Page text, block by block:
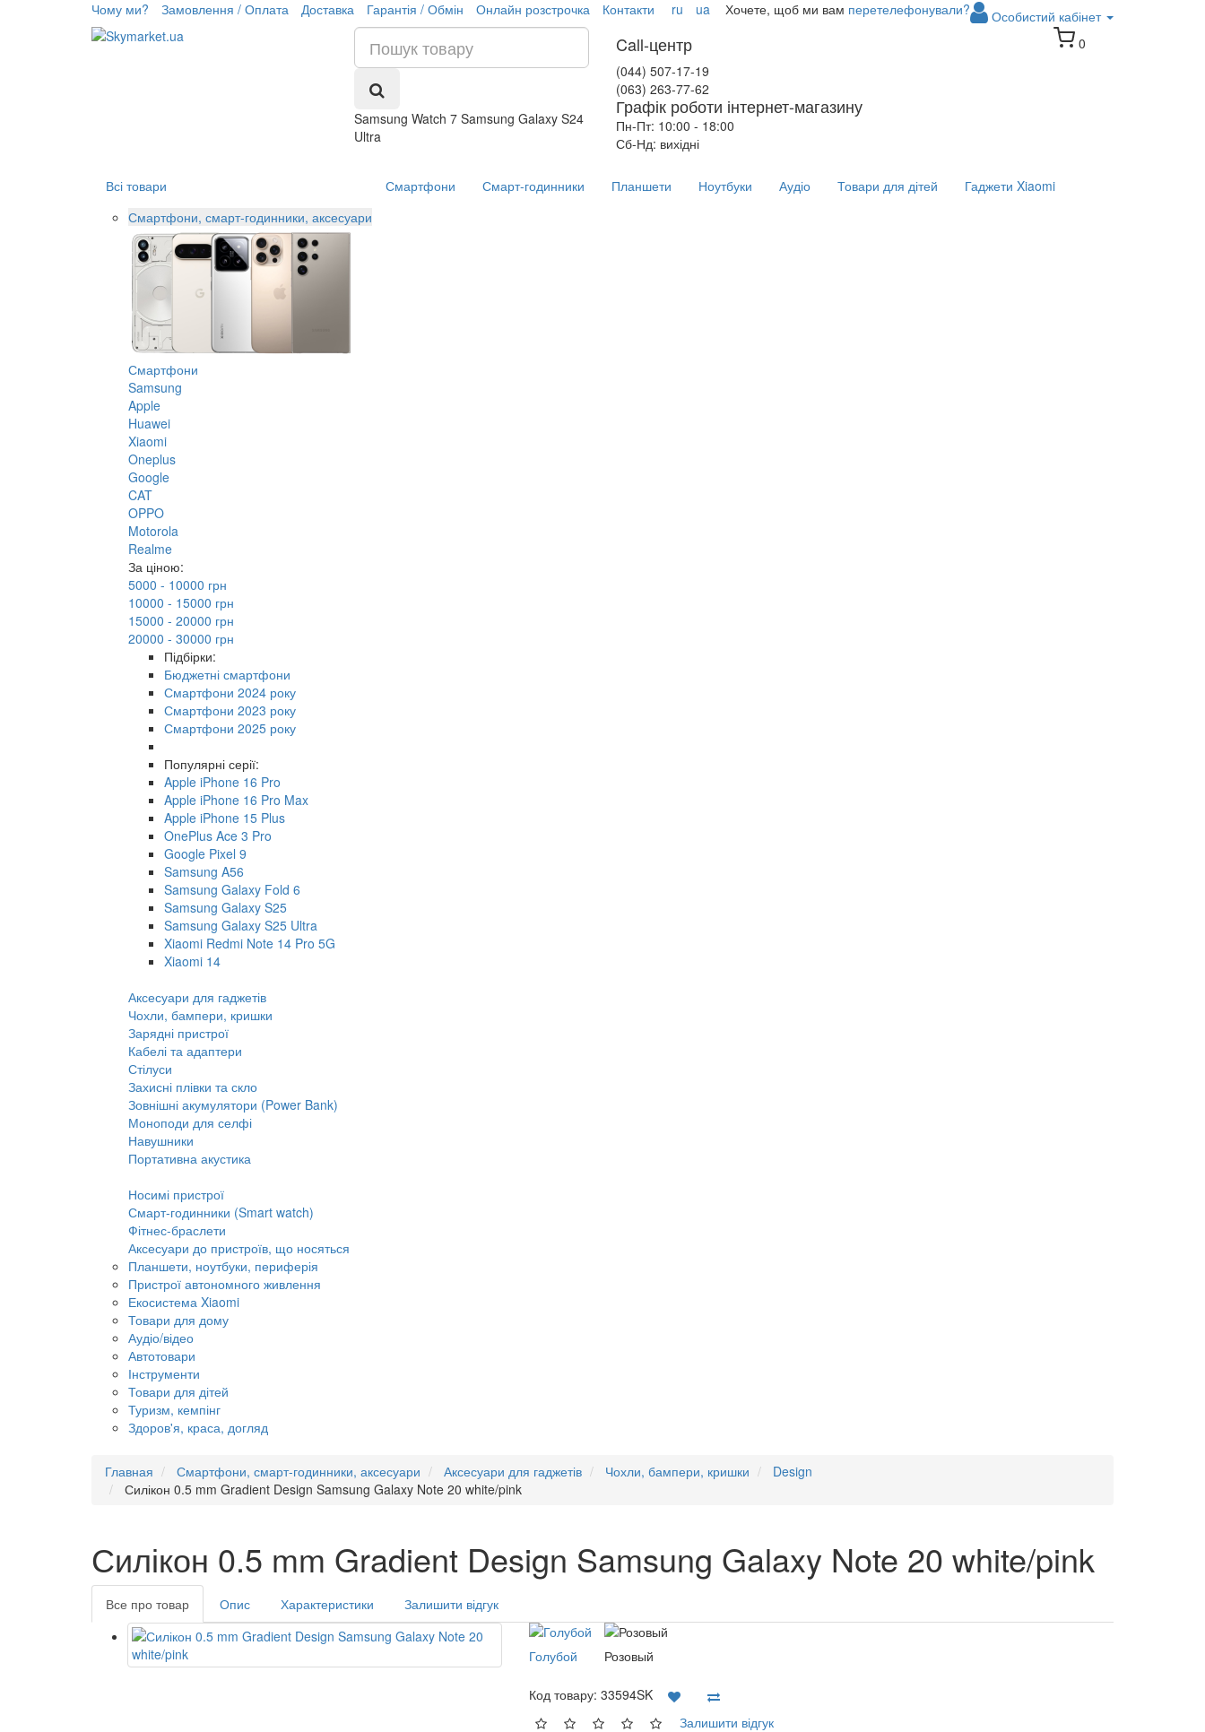
Чому ми? Замовлення / Оплата Доставка Гарантія / Обмін Онлайн розстрочка Контакти ru ua Особистий кабінет
Хочете, щоб ми вам перетелефонували?
Samsung Watch 7 Samsung Galaxy S24
Ultra
Call-центр
(044) 507-17-19
(063) 263-77-62
Графік роботи інтернет-магазину
Пн-Пт: 10:00 - 18:00
Сб-Нд: вихідні
0
Всі товари
Смартфони, смарт-годинники, аксесуари
Смартфони
Samsung
Apple
Huawei
Xiaomi
Oneplus
Google
CAT
OPPO
Motorola
Realme
За ціною:
5000 - 10000 грн
10000 - 15000 грн
15000 - 20000 грн
20000 - 30000 грн
Підбірки:
Бюджетні смартфони
Смартфони 2024 року
Смартфони 2023 року
Смартфони 2025 року
Популярні серії:
Apple iPhone 16 Pro
Apple iPhone 16 Pro Max
Apple iPhone 15 Plus
OnePlus Ace 3 Pro
Google Pixel 9
Samsung A56
Samsung Galaxy Fold 6
Samsung Galaxy S25
Samsung Galaxy S25 Ultra
Xiaomi Redmi Note 14 Pro 5G
Xiaomi 14
Аксесуари для гаджетів
Чохли, бампери, кришки
Зарядні пристрої
Кабелі та адаптери
Стілуси
Захисні плівки та скло
Зовнішні акумулятори (Power Bank)
Моноподи для селфі
Навушники
Портативна акустика
Носимі пристрої
Смарт-годинники (Smart watch)
Фітнес-браслети
Аксесуари до пристроїв, що носяться
Планшети, ноутбуки, периферія
Пристрої автономного живлення
Екосистема Xiaomi
Товари для дому
Аудіо/відео
Автотовари
Інструменти
Товари для дітей
Туризм, кемпінг
Здоров'я, краса, догляд
Смартфони Смарт-годинники Планшети Ноутбуки Аудіо Товари для дітей Гаджети Xiaomi
Главная Смартфони, смарт-годинники, аксесуари Аксесуари для гаджетів Чохли, бампери, кришки
Design
Силікон 0.5 mm Gradient Design Samsung Galaxy Note 20 white/pink
Силікон 0.5 mm Gradient Design Samsung Galaxy Note 20 white/pink
Все про товар Опис Характеристики Залишити відгук
Голубой Розовый
Код товару: 33594SK
Залишити відгук